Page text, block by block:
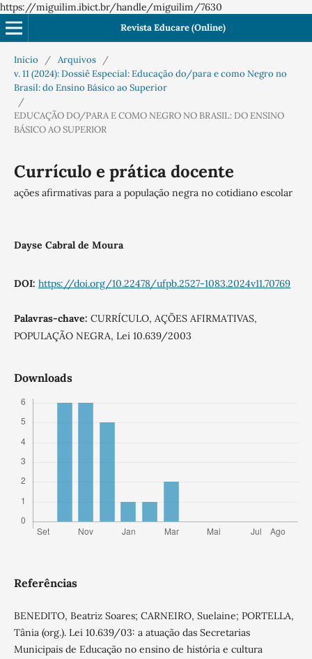
https://miguilim.ibict.br/handle/miguilim/7630
Revista Educare (Online)
Início / Arquivos
/
v. 11 (2024): Dossiê Especial: Educação do/para e como Negro no
Brasil: do Ensino Básico ao Superior
/
EDUCAÇÃO DO/PARA E COMO NEGRO NO BRASIL: DO ENSINO
BÁSICO AO SUPERIOR
Currículo e prática docente
ações afirmativas para a população negra no cotidiano escolar
Dayse Cabral de Moura
DOI: https://doi.org/10.22478/ufpb.2527-1083.2024v11.70769
Palavras-chave: CURRÍCULO, AÇÕES AFIRMATIVAS,
POPULAÇÃO NEGRA, Lei 10.639/2003
Downloads
Referências
BENEDITO, Beatriz Soares; CARNEIRO, Suelaine; PORTELLA,
Tânia (org.). Lei 10.639/03: a atuação das Secretarias
Municipais de Educação no ensino de história e cultura